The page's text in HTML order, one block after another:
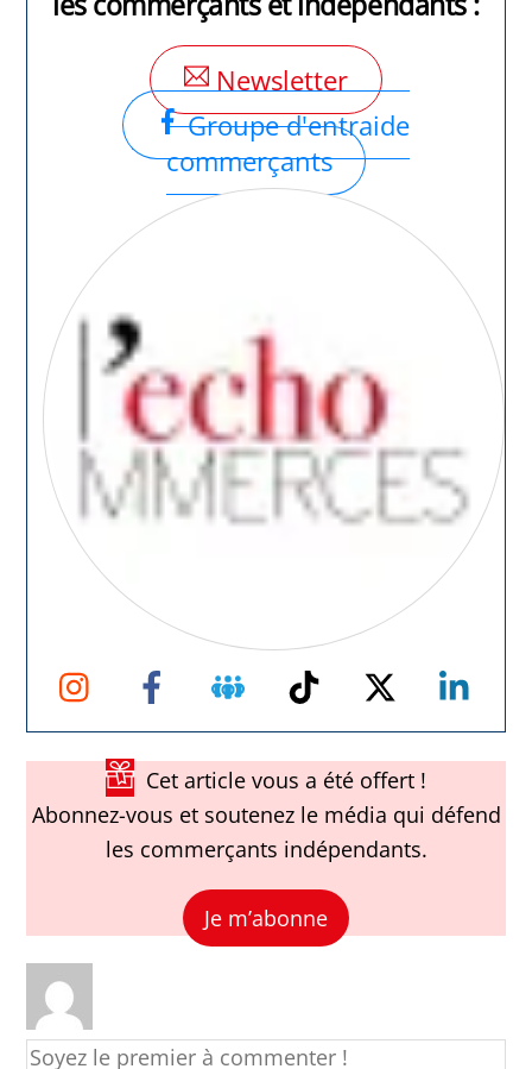
Newsletter
Groupe d'entraide
commerçants
Instagram Facebook Groupe
Facebook
TikTok Twitter
Cet article vous a été offert !
Abonnez-vous et soutenez le média qui défend
les commerçants indépendants.
Je m’abonne